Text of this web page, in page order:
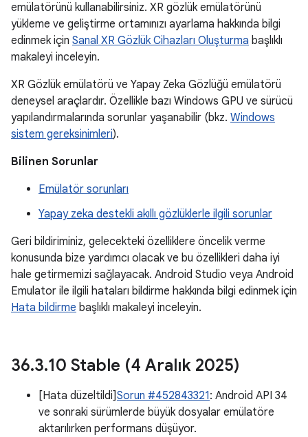
emülatörünü kullanabilirsiniz. XR gözlük emülatörünü
yükleme ve geliştirme ortamınızı ayarlama hakkında bilgi
edinmek için Sanal XR Gözlük Cihazları Oluşturma başlıklı
makaleyi inceleyin.
XR Gözlük emülatörü ve Yapay Zeka Gözlüğü emülatörü
deneysel araçlardır. Özellikle bazı Windows GPU ve sürücü
yapılandırmalarında sorunlar yaşanabilir (bkz. Windows
sistem gereksinimleri).
Bilinen Sorunlar
Emülatör sorunları
Yapay zeka destekli akıllı gözlüklerle ilgili sorunlar
Geri bildiriminiz, gelecekteki özelliklere öncelik verme
konusunda bize yardımcı olacak ve bu özellikleri daha iyi
hale getirmemizi sağlayacak. Android Studio veya Android
Emulator ile ilgili hataları bildirme hakkında bilgi edinmek için
Hata bildirme başlıklı makaleyi inceleyin.
36.3.10 Stable (4 Aralık 2025)
[Hata düzeltildi]Sorun #452843321: Android API 34
ve sonraki sürümlerde büyük dosyalar emülatöre
aktarılırken performans düşüyor.